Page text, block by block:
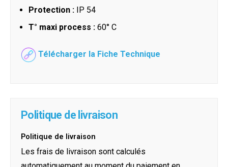
Protection : IP 54
T° maxi process : 60° C
Télécharger la Fiche Technique
Politique de livraison
Politique de livraison
Les frais de livraison sont calculés